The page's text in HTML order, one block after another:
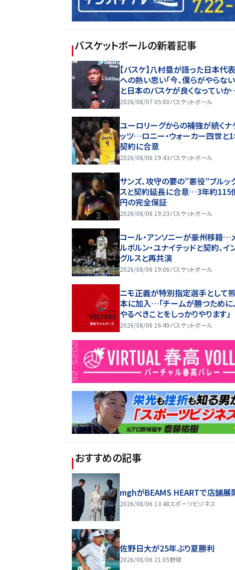
バスケットボールの新着記事
【バスケ】八村塁が語った日本代表
への熱い思い「今、僕らがやらない
と日本のバスケが良くなっていか
い」
2026/08/07 05:00バスケットボール
ユーロリーグからの補強が続くナ
ッツ…ロニー・ウォーカー四世と
契約に合意
2026/08/06 19:43バスケットボール
サンズ、攻守の要の”悪役”ブルッ
スと契約延長に合意…3年約115
円の完全保証
2026/08/06 19:23バスケットボール
コール・アンソニーが豪州移籍…
ルボルン・ユナイテッドと契約、イ
グルスと再共演
2026/08/06 19:06バスケットボール
ニモ正義が特別指定選手として
本に加入…「チームが勝つために、
やるべきことをしっかりやります」
2026/08/06 16:49バスケットボール
おすすめの記事
mghがBEAMS HEARTで店舗展
2026/08/06 13:48スポーツビジネス
佐野日大が25年ぶり夏勝利
2026/08/06 21:05野球